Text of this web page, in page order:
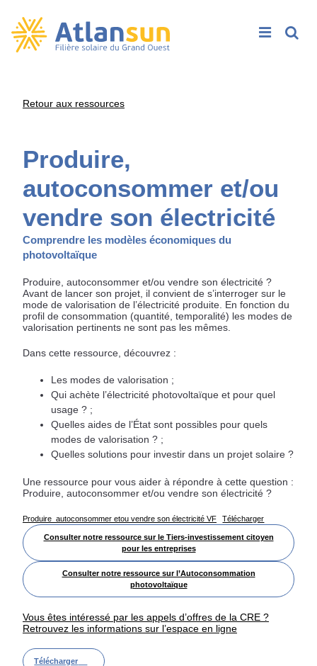
Retour aux ressources
Produire,
autoconsommer et/ou
vendre son électricité
Comprendre les modèles économiques du
photovoltaïque
Produire, autoconsommer et/ou vendre son électricité ?
Avant de lancer son projet, il convient de s’interroger sur le
mode de valorisation de l’électricité produite. En fonction du
profil de consommation (quantité, temporalité) les modes de
valorisation pertinents ne sont pas les mêmes.
Dans cette ressource, découvrez :
Les modes de valorisation ;
Qui achète l’électricité photovoltaïque et pour quel
usage ? ;
Quelles aides de l’État sont possibles pour quels
modes de valorisation ? ;
Quelles solutions pour investir dans un projet solaire ?
Une ressource pour vous aider à répondre à cette question :
Produire, autoconsommer et/ou vendre son électricité ?
Produire_autoconsommer etou vendre son électricité VF Télécharger
Consulter notre ressource sur le Tiers-investissement citoyen
pour les entreprises
Consulter notre ressource sur l’Autoconsommation
photovoltaïque
Vous êtes intéressé par les appels d’offres de la CRE ?
Retrouvez les informations sur l’espace en ligne
Télécharger